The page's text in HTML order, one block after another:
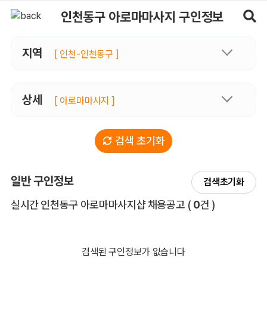
인천동구 아로마마사지 구인정보
지역 [ 인천-인천동구 ]
상세 [ 아로마마사지 ]
검색 초기화
일반 구인정보 검색초기화
실시간 인천동구 아로마마사지샵 채용공고 전체 목록
( 0건 )
검색된 구인정보가 없습니다